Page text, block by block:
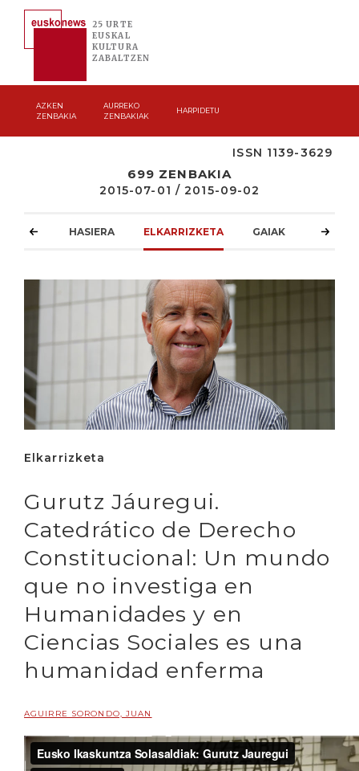
25 URTE
EUSKAL
KULTURA
ZABALTZEN
AZKEN
ZENBAKIA
AURREKO
ZENBAKIAK
HARPIDETU
ISSN 1139-3629
699 ZENBAKIA
2015-07-01 / 2015-09-02
HASIERA ELKARRIZKETA GAIAK
Elkarrizketa
Gurutz Jáuregui.
Catedrático de Derecho
Constitucional: Un mundo
que no investiga en
Humanidades y en
Ciencias Sociales es una
humanidad enferma
AGUIRRE SORONDO, JUAN